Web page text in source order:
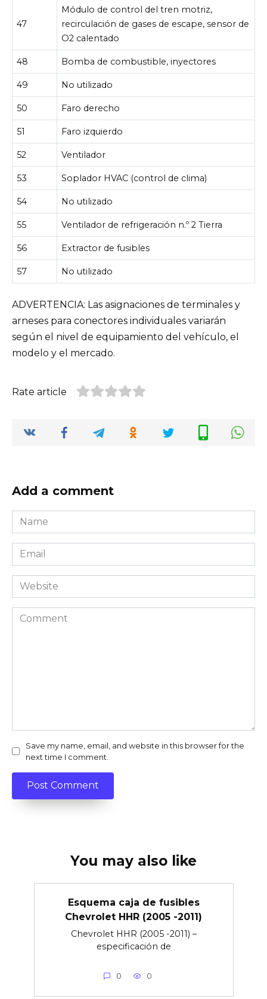
47
Módulo de control del tren motriz,
recirculación de gases de escape, sensor de
O2 calentado
48 Bomba de combustible, inyectores
49 No utilizado
50 Faro derecho
51 Faro izquierdo
52 Ventilador
53 Soplador HVAC (control de clima)
54 No utilizado
55 Ventilador de refrigeración n.º 2 Tierra
56 Extractor de fusibles
57 No utilizado
ADVERTENCIA: Las asignaciones de terminales y
arneses para conectores individuales variarán
según el nivel de equipamiento del vehículo, el
modelo y el mercado.
Rate article
Add a comment
Name
*
Email
*
Website
Comment
Save my name, email, and website in this browser for the
next time I comment.
You may also like
Esquema caja de fusibles
Chevrolet HHR (2005 -2011)
Chevrolet HHR (2005 -2011) –
especificación de
0 0